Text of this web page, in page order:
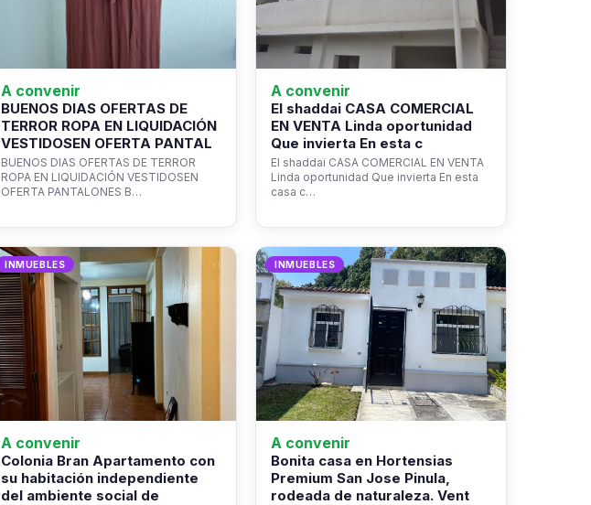
A convenir
BUENOS DIAS OFERTAS DE
TERROR ROPA EN LIQUIDACIÓN
VESTIDOSEN OFERTA PANTAL
BUENOS DIAS OFERTAS DE TERROR
ROPA EN LIQUIDACIÓN VESTIDOSEN
OFERTA PANTALONES B…
A convenir
El shaddai CASA COMERCIAL
EN VENTA Linda oportunidad
Que invierta En esta c
El shaddai CASA COMERCIAL EN VENTA
Linda oportunidad Que invierta En esta
casa c…
INMUEBLES
A convenir
Colonia Bran Apartamento con
su habitación independiente
del ambiente social de
INMUEBLES
A convenir
Bonita casa en Hortensias
Premium San Jose Pinula,
rodeada de naturaleza. Vent